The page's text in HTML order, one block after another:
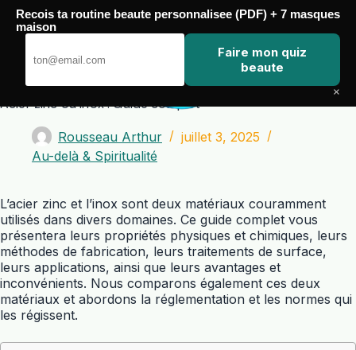
Passer
contenu
Acier zinc ou inox : Guide complet
Rousseau Arthur
juillet 3, 2025
Au-delà & Spiritualité
L’acier zinc et l’inox sont deux matériaux couramment
utilisés dans divers domaines. Ce guide complet vous
présentera leurs propriétés physiques et chimiques, leurs
méthodes de fabrication, leurs traitements de surface,
leurs applications, ainsi que leurs avantages et
inconvénients. Nous comparons également ces deux
matériaux et abordons la réglementation et les normes qui
les régissent.
Recois ta routine beaute personnalisee (PDF) + 7 masques
maison
Faire mon quiz
beaute
×